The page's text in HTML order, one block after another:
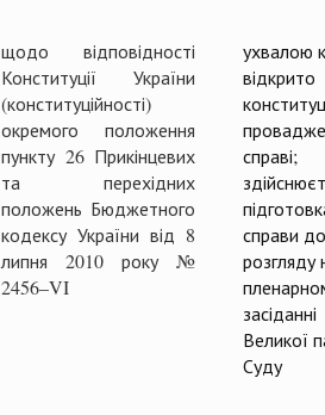
щодо відповідності
Конституції України
(конституційності)
окремого положення
пункту 26 Прикінцевих
та перехідних
положень Бюджетного
кодексу України від 8
липня 2010 року №
2456–VI
ухвалою
відкрито
справі;
справи до
розгляду
засіданні
Великої
Суду